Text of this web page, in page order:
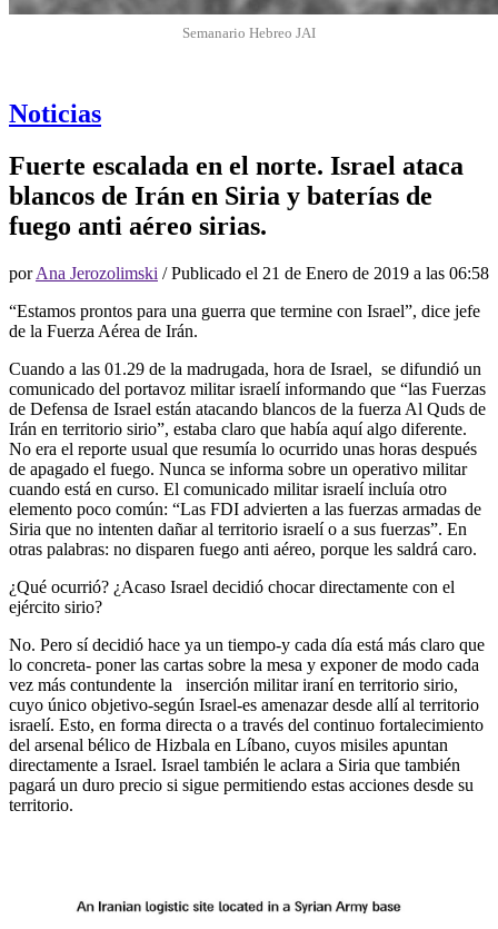
Semanario Hebreo JAI
Noticias
Fuerte escalada en el norte. Israel ataca
blancos de Irán en Siria y baterías de
fuego anti aéreo sirias.
porAna Jerozolimski / Publicado el 21 de Enero de 2019 a las 06:58
“Estamos prontos para una guerra que termine con Israel”, dice jefe
de la Fuerza Aérea de Irán.
Cuando a las 01.29 de la madrugada, hora de Israel, se difundió un
comunicado del portavoz militar israelí informando que “las Fuerzas
de Defensa de Israel están atacando blancos de la fuerza Al Quds de
Irán en territorio sirio”, estaba claro que había aquí algo diferente.
No era el reporte usual que resumía lo ocurrido unas horas después
de apagado el fuego. Nunca se informa sobre un operativo militar
cuando está en curso. El comunicado militar israelí incluía otro
elemento poco común: “Las FDI advierten a las fuerzas armadas de
Siria que no intenten dañar al territorio israelí o a sus fuerzas”. En
otras palabras: no disparen fuego anti aéreo, porque les saldrá caro.
¿Qué ocurrió? ¿Acaso Israel decidió chocar directamente con el
ejército sirio?
No. Pero sí decidió hace ya un tiempo-y cada día está más claro que
lo concreta- poner las cartas sobre la mesa y exponer de modo cada
vez más contundente la inserción militar iraní en territorio sirio,
cuyo único objetivo-según Israel-es amenazar desde allí al territorio
israelí. Esto, en forma directa o a través del continuo fortalecimiento
del arsenal bélico de Hizbala en Líbano, cuyos misiles apuntan
directamente a Israel. Israel también le aclara a Siria que también
pagará un duro precio si sigue permitiendo estas acciones desde su
territorio.